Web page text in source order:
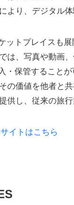
より、デジタル
ットプレイスも
は、写真や動画
・保管すること
の価値を他者と
供し、従来の旅
イトはこちら